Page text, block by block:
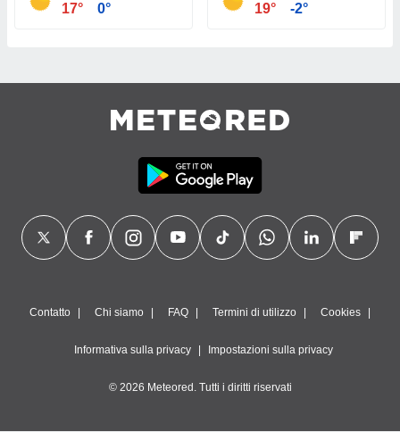
17° 0° 19° -2°
Contatto Chi siamo FAQ Termini di utilizzo Cookies
Informativa sulla privacy Impostazioni sulla privacy
© 2026 Meteored. Tutti i diritti riservati